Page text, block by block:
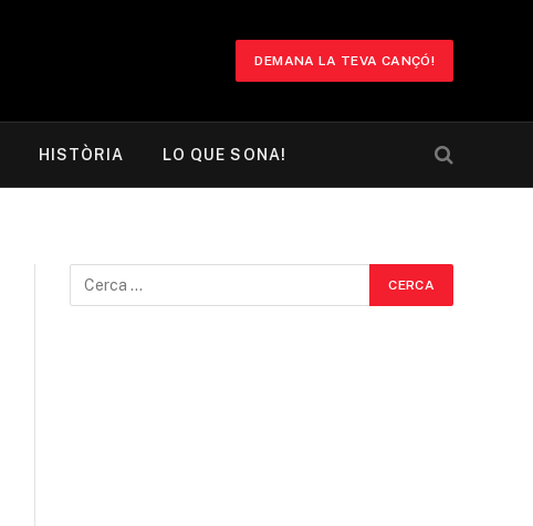
DEMANA LA TEVA CANÇÓ!
HISTÒRIA LO QUE SONA!